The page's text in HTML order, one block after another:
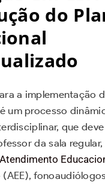
do
a implementação
um processo
que deve
da sala regular,
Atendimento
(AEE),